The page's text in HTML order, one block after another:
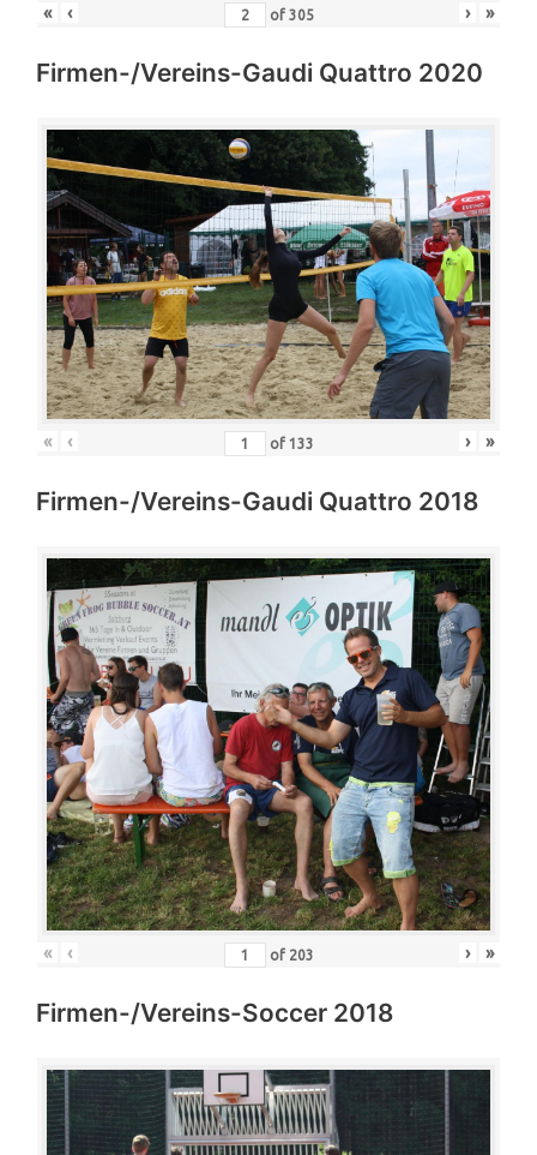
« ‹ of 305 › »
Firmen-/Vereins-Gaudi Quattro 2020
« ‹ of 133 › »
Firmen-/Vereins-Gaudi Quattro 2018
« ‹ of 203 › »
Firmen-/Vereins-Soccer 2018